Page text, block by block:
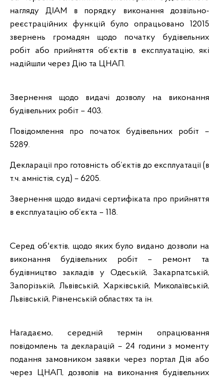
нагляду ДІАМ в порядку виконання дозвільно-
реєстраційних функцій було опрацьовано 12015
звернень громадян щодо початку будівельних
робіт або прийняття об’єктів в експлуатацію, які
надійшли через Дію та ЦНАП.
Звернення щодо видачі дозволу на виконання
будівельних робіт – 403.
Повідомлення про початок будівельних робіт –
5289.
Декларації про готовність об’єктів до експлуатації (в
т.ч. амністія, суд) – 6205.
Звернення щодо видачі сертифіката про прийняття
в експлуатацію об’єкта – 118.
Серед об'єктів, щодо яких було видано дозволи на
виконання будівельних робіт – ремонт та
будівництво закладів у Одеській, Закарпатській,
Запорізькій, Львівській, Харківській, Миколаївській,
Львівській, Рівненській областях та ін.
Нагадаємо, середній термін опрацювання
повідомлень та декларацій – 24 години з моменту
подання замовником заявки через портал Дія або
через ЦНАП, дозволів на виконання будівельних